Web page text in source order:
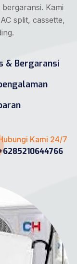
Kami
split, cassette,
& Bergaransi
Kami 24/7